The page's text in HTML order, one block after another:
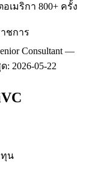
มริกา 800+ ครั้ง
าชการ
Consultant —
: 2026-05-22
ทุน